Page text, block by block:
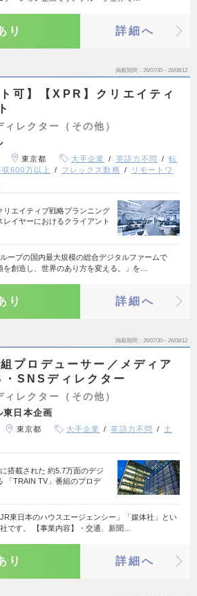
り 詳細へ
掲載期間 26/07/30～26/08/12
可】【XPR】クリエイティ
レクター（その他）
東京都 大手企業 英語力不問
転
収600万以上 フレックス勤務
リモートワ
リエイティブ戦略プランニング
イヤーにおけるクライアント
ープの国内最大規模の総合デジタルファームで
を創造し、世界のあり方を変える。」を…
り 詳細へ
掲載期間 26/07/30～26/08/12
プロデューサー／メディア
SNSディレクター
レクター（その他）
東日本企画
東京都 大手企業 英語力不問
土
搭載された 約5.7万面のデジ
「TRAIN TV」番組のプロデ
JR東日本のハウスエージェンシー」「媒体社」とい
です。 【事業内容】・交通、新聞…
り 詳細へ